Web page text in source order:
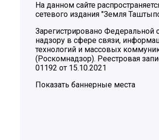
На данном сайте
сетевого издания "Земля
Зарегистрировано Федеральной
надзору в сфере связи,
технологий и массовых
(Роскомнадзор). Реестровая
01192 от 15.10.2021
Показать баннерные места